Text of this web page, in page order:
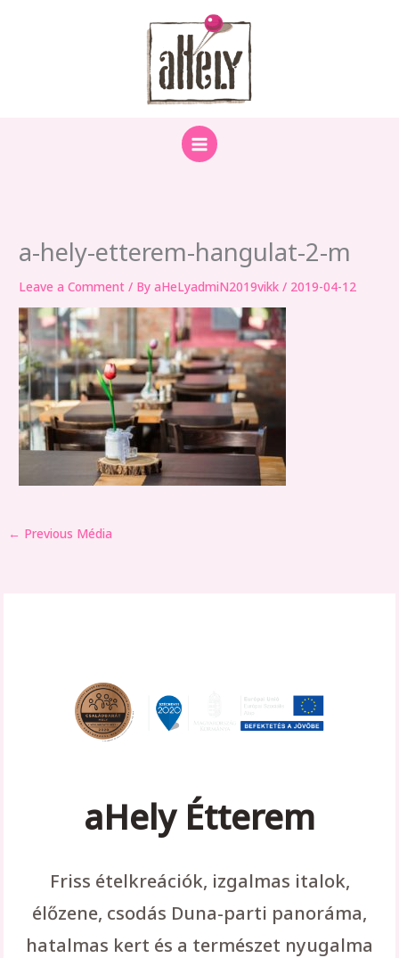
a-hely-etterem-hangulat-2-m
Leave a Comment / ByaHeLyadmiN2019vikk/ 2019-04-12
← Previous Média
aHely Étterem
Friss ételkreációk, izgalmas italok,
élőzene, csodás Duna-parti panoráma,
hatalmas kert és a természet nyugalma